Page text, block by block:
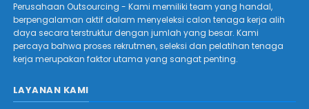
Perusahaan Outsourcing - Kami memiliki team yang handal,
berpengalaman aktif dalam menyeleksi calon tenaga kerja alih
daya secara terstruktur dengan jumlah yang besar. Kami
percaya bahwa proses rekrutmen, seleksi dan pelatihan tenaga
kerja merupakan faktor utama yang sangat penting.
LAYANAN KAMI